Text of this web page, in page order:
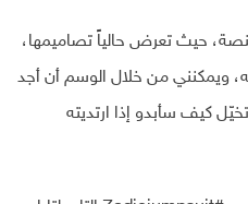
حيث تعرض حالياً تصاميمها،
من خلال الوسم أن أجد
كيف سأبدو إذا ارتديته